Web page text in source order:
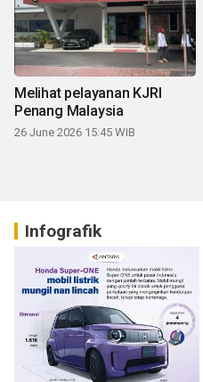
Melihat pelayanan KJRI
Penang Malaysia
26 June 2026 15:45 WIB
Infografik